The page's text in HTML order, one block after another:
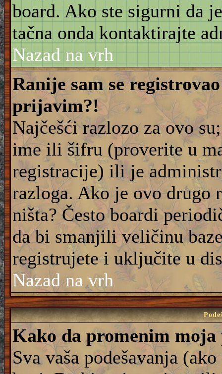
board. Ako ste sigurni da
tačna onda kontaktirajte
Nazad na vrh
Ranije sam se
prijavim?!
Najčešći razlozo za ovo
ime ili šifru (proverite u
registracije) ili je
razloga. Ako je ovo drugo
ništa? Često boardi
da bi smanjili veličinu
registrujete i uključite u
Nazad na vrh
Kako da promenim moja
Sva vaša podešavanja